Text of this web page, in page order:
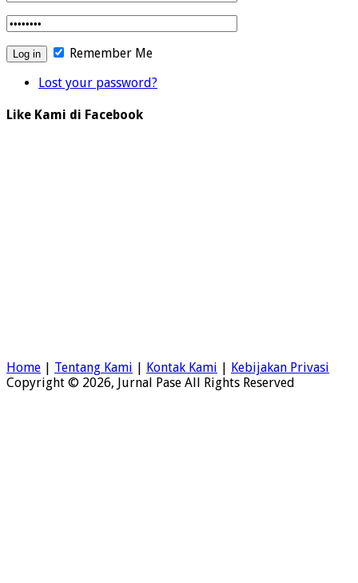
Remember Me
Lost your password?
Like Kami di Facebook
Home | Tentang Kami | Kontak Kami | Kebijakan Privasi
Copyright © 2026, Jurnal Pase All Rights Reserved